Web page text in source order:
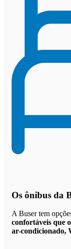
Os ônibus da
A Buser tem
confortáveis que
ar-condicionado,